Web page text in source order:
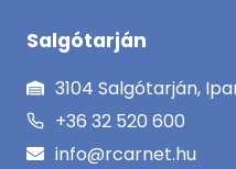
Salgótarján
3104 Salgótarján,
+36 32 520 600
info@rcarnet.hu